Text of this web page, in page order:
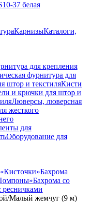
37 белая
КарнизыКаталоги,
для крепления
фурнитура для
штор и текстиляКисти
и крючки для штор и
Люверсы, люверсная
жесткого
для
Оборудование для
Бахрома
Бахрома со
ресничками
Малый жемчуг (9 м)